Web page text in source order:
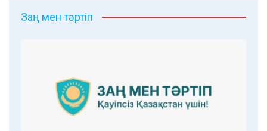
Заң мен тәртіп